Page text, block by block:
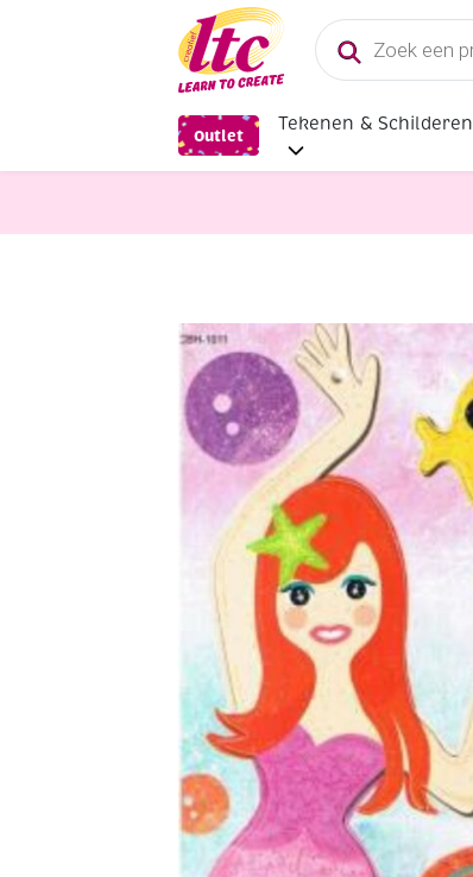
Producten
zoeken
Outlet
Tekenen & Schilderen
Hobbysets en Knutselsets